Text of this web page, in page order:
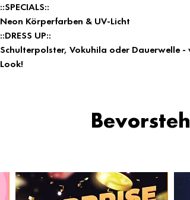
::SPECIALS::
Neon Körperfarben & UV-Licht
::DRESS UP::
Schulterpolster, Vokuhila oder Dauerwelle
Look!